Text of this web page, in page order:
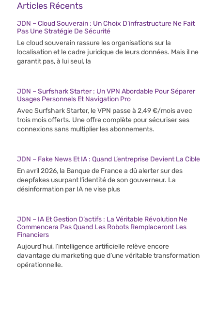
Articles Récents
JDN – Cloud Souverain : Un Choix D’infrastructure Ne Fait
Pas Une Stratégie De Sécurité
Le cloud souverain rassure les organisations sur la
localisation et le cadre juridique de leurs données. Mais il ne
garantit pas, à lui seul, la
JDN – Surfshark Starter : Un VPN Abordable Pour Séparer
Usages Personnels Et Navigation Pro
Avec Surfshark Starter, le VPN passe à 2,49 €/mois avec
trois mois offerts. Une offre complète pour sécuriser ses
connexions sans multiplier les abonnements.
JDN – Fake News Et IA : Quand L’entreprise Devient La Cible
En avril 2026, la Banque de France a dû alerter sur des
deepfakes usurpant l’identité de son gouverneur. La
désinformation par IA ne vise plus
JDN – IA Et Gestion D’actifs : La Véritable Révolution Ne
Commencera Pas Quand Les Robots Remplaceront Les
Financiers
Aujourd’hui, l’intelligence artificielle relève encore
davantage du marketing que d’une véritable transformation
opérationnelle.